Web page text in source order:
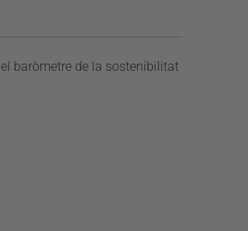
baròmetre de la sostenibilitat